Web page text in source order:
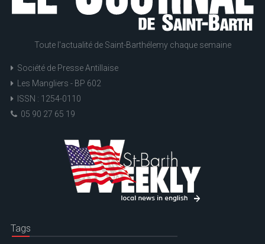
Toute l'actualité de Saint-Barthélemy chaque semaine
Société de Presse Antillaise
Les Mangliers - BP 602
ISSN : 1254-0110
05 90 27 65 19
Tags